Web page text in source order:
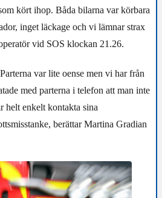
kört ihop. Båda bilarna var körbara
inget läckage och vi lämnar strax
vid SOS klockan 21.26.
var lite oense men vi har från
med parterna i telefon att man inte
helt enkelt kontakta sina
berättar Martina Gradian